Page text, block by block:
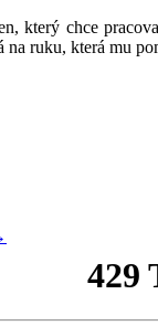
který chce
na ruku, která mu